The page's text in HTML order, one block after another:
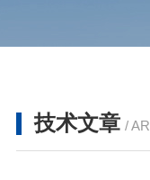
技术文章 /